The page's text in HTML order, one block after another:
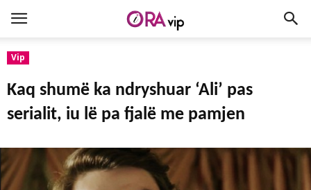
Vip
Kaq shumë ka ndryshuar ‘Ali’ pas
serialit, iu lë pa fjalë me pamjen